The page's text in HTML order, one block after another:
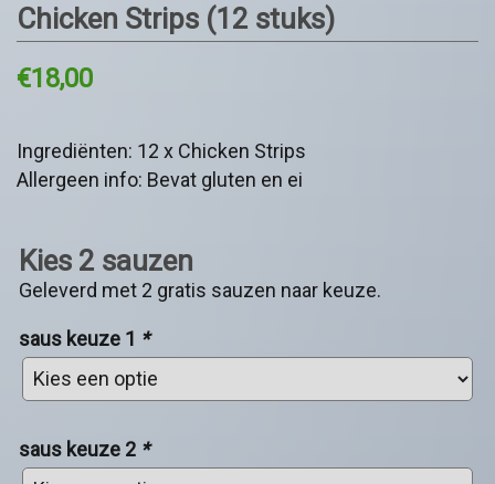
Chicken Strips (12 stuks)
€18,00
Ingrediënten: 12 x Chicken Strips
Allergeen info: Bevat gluten en ei
Kies 2 sauzen
Geleverd met 2 gratis sauzen naar keuze.
saus keuze 1 *
saus keuze 2 *